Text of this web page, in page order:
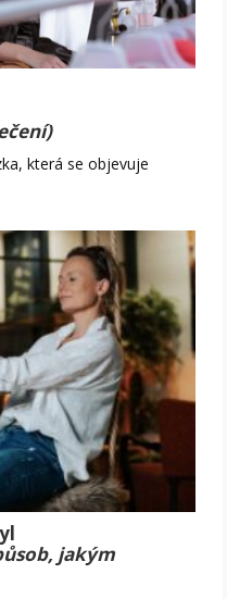
která se objevuje
jakým